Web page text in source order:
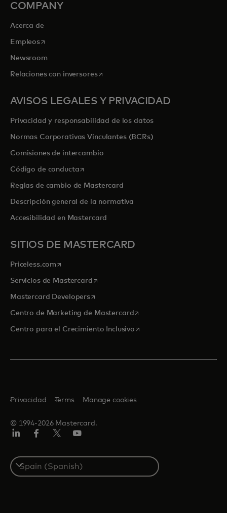
COMPANY
Acerca de
Empleosse abre en una pestaña nueva
Newsroom
Relaciones con inversoresse abre en una pestaña nueva
AVISOS LEGALES Y PRIVACIDAD
Privacidad y responsabilidad de los datos
Normas Corporativas Vinculantes (BCRs)
Comisiones de intercambio
Código de conductase abre en una pestaña nueva
Reglas de cambio de Mastercard
Descripción general de la normativa
Accesibilidad en Mastercard
SITIOS DE MASTERCARD
Priceless.com se abre en una pestaña nueva
Servicios de Mastercardse abre en una pestaña nueva
Mastercard Developersse abre en una pestaña nueva
Centro de Marketing de Mastercardse abre en una pestaña
Centro para el Crecimiento Inclusivose abre en una pestaña
© 1994-2026 Mastercard.
Privacidad Terms Manage cookies
Select
a
country